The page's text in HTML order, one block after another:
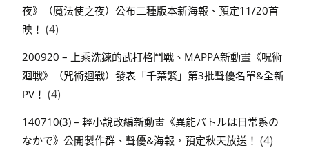
夜》（魔法使之夜）公布二種版本新海報、預定11/20首
映！ (4)
200920 – 上乘洗鍊的武打格鬥戰、MAPPA新動畫《呪術
廻戦》（咒術迴戰）發表「千葉繁」第3批聲優名單&全新
PV！ (4)
140710(3) – 輕小說改編新動畫《異能バトルは日常系の
なかで》公開製作群、聲優&海報，預定秋天放送！ (4)